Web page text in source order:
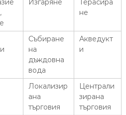
Изгаряне
Терасира
не
Събиране
на
дъждовна
вода
Акведукт
и
Локализир
ана
търговия
Централи
зирана
търговия